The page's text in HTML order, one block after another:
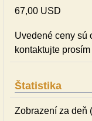
67,00 USD
Uvedené ceny sú
kontaktujte
Štatistika
Zobrazení za deň